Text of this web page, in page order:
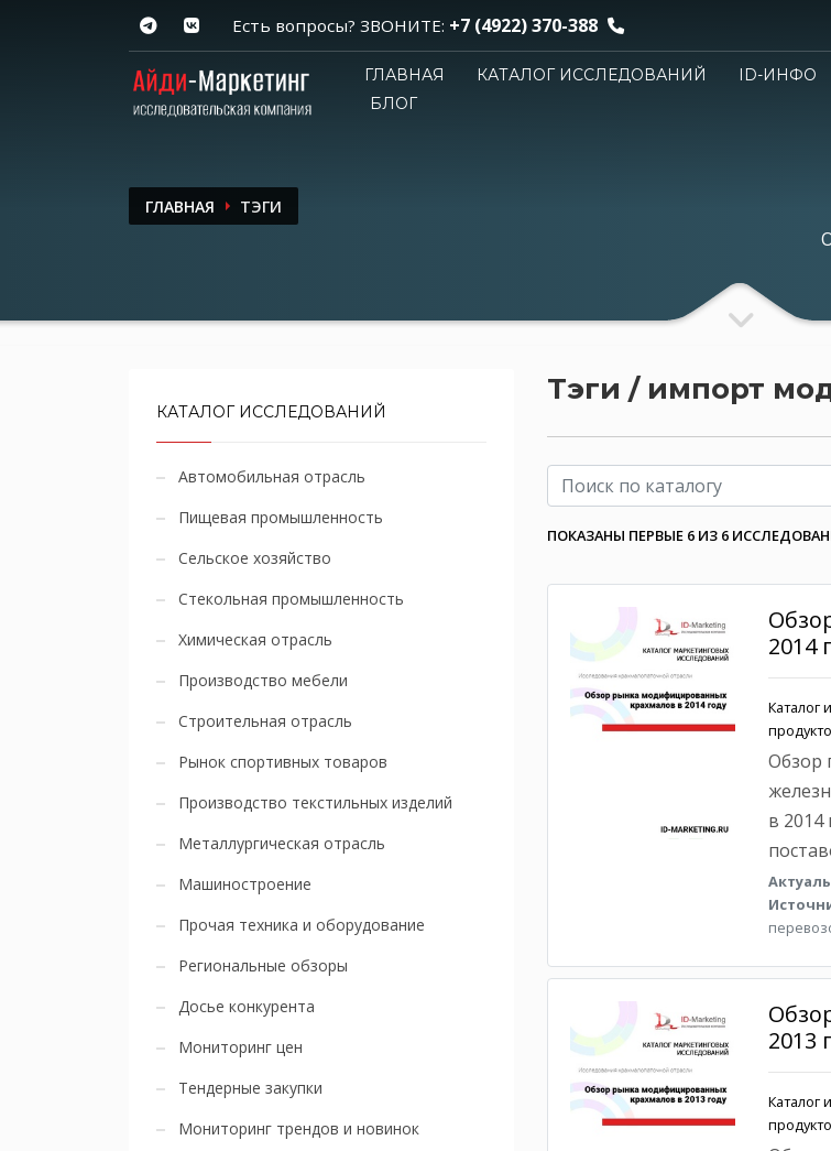
Есть вопросы? ЗВОНИТЕ: +7 (4922) 370-388
ГЛАВНАЯ КАТАЛОГ ИССЛЕДОВАНИЙ ID-ИНФО
БЛОГ
ГЛАВНАЯ ТЭГИ
Тэги / импорт
ПОКАЗАНЫ ПЕРВЫЕ 6 ИЗ 6
2014
Каталог
Обзор
в 2014
2013
Каталог
КАТАЛОГ ИССЛЕДОВАНИЙ
Автомобильная отрасль
Пищевая промышленность
Сельское хозяйство
Стекольная промышленность
Химическая отрасль
Производство мебели
Строительная отрасль
Рынок спортивных товаров
Производство текстильных изделий
Металлургическая отрасль
Машиностроение
Прочая техника и оборудование
Региональные обзоры
Досье конкурента
Мониторинг цен
Тендерные закупки
Мониторинг трендов и новинок